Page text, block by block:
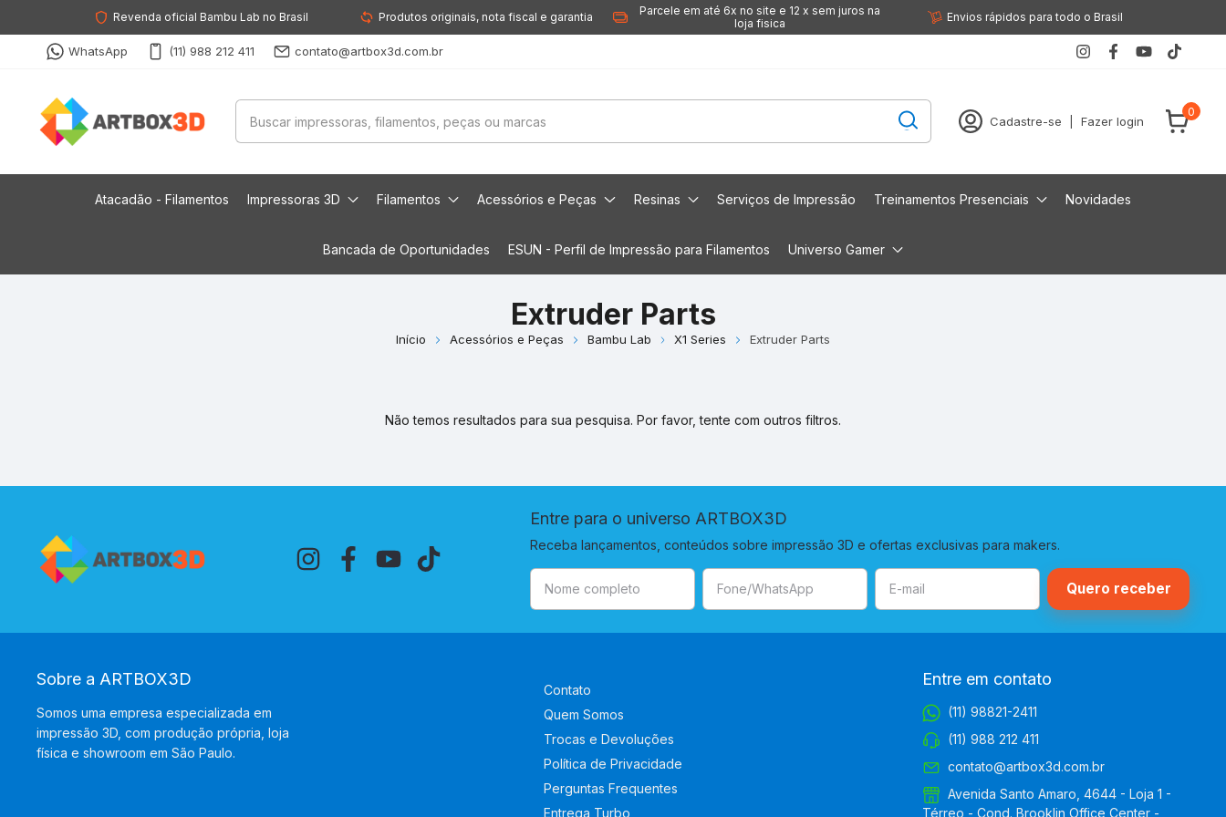
Revenda oficial Bambu Lab no Brasil Produtos originais, nota fiscal e garantia
Parcele em até 6x no site e 12 x sem juros na
loja fisica
Envios rápidos para todo o Brasil
WhatsApp (11) 988 212 411 contato@artbox3d.com.br
Cadastre-se Fazer login
0
Atacadão - Filamentos Impressoras 3D Filamentos Acessórios e Peças Resinas Serviços de Impressão Treinamentos Presenciais Novidades
Bancada de Oportunidades ESUN - Perfil de Impressão para Filamentos Universo Gamer
Extruder Parts
Início Acessórios e Peças Bambu Lab X1 Series Extruder Parts
Não temos resultados para sua pesquisa. Por favor, tente com outros filtros.
Entre para o universo ARTBOX3D
Receba lançamentos, conteúdos sobre impressão 3D e ofertas exclusivas para makers.
Sobre a ARTBOX3D
Somos uma empresa especializada em
impressão 3D, com produção própria, loja
física e showroom em São Paulo.
Contato
Quem Somos
Trocas e Devoluções
Política de Privacidade
Perguntas Frequentes
Entrega Turbo
Entre em contato
(11) 98821-2411
(11) 988 212 411
contato@artbox3d.com.br
Avenida Santo Amaro, 4644 - Loja 1 -
Térreo - Cond. Brooklin Office Center -